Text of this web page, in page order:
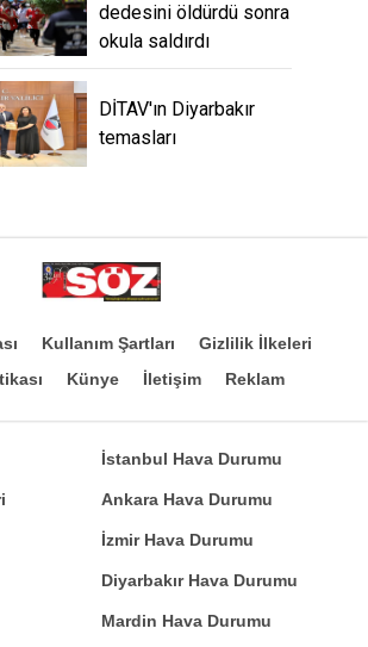
dedesini öldürdü sonra
okula saldırdı
DİTAV'ın Diyarbakır
temasları
Kullanım Şartları
Gizlilik İlkeleri
Künye İletişim Reklam
İstanbul Hava Durumu
Ankara Hava Durumu
İzmir Hava Durumu
Diyarbakır Hava Durumu
Mardin Hava Durumu